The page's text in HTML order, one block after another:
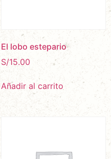
El lobo estepario
S/15.00
Añadir al carrito